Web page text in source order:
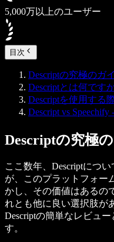
5,000万以上のユーザー
目次
Descriptの究極のガ
Descriptとは何です
Descriptを使用する
Descript vs
Descriptの究極
ここ数年、Descriptにつ
が、このプラットフォー
かし、その価値はあるの
れとも他に良い選択肢が
Descriptの簡単なレビュ
す。